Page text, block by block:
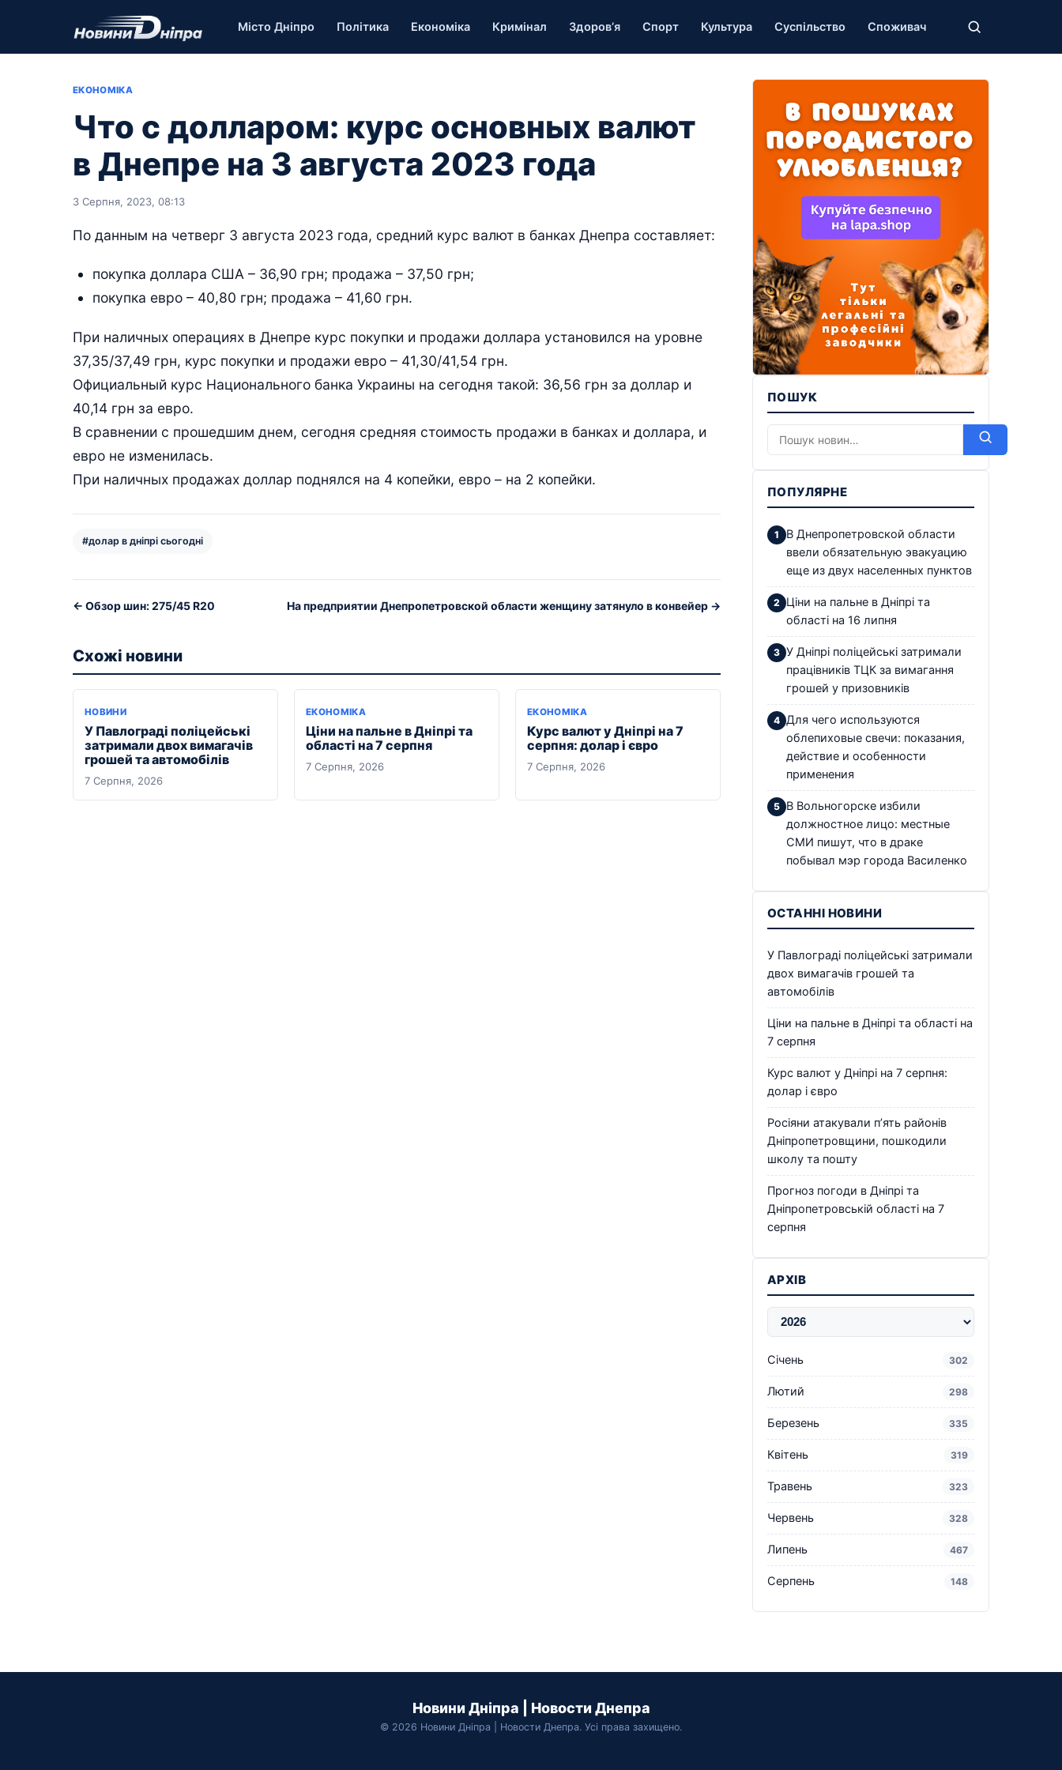
Місто Дніпро Політика Економіка Кримінал Здоров’я Спорт Культура Суспільство Споживач
ЕКОНОМІКА
Что с долларом: курс основных валют
в Днепре на 3 августа 2023 года
3 Серпня, 2023, 08:13
По данным на четверг 3 августа 2023 года, средний курс валют в банках Днепра составляет:
покупка доллара США – 36,90 грн; продажа – 37,50 грн;
покупка евро – 40,80 грн; продажа – 41,60 грн.
При наличных операциях в Днепре курс покупки и продажи доллара установился на уровне
37,35/37,49 грн, курс покупки и продажи евро – 41,30/41,54 грн.
Официальный курс Национального банка Украины на сегодня такой: 36,56 грн за доллар и
40,14 грн за евро.
В сравнении с прошедшим днем, сегодня средняя стоимость продажи в банках и доллара, и
евро не изменилась.
При наличных продажах доллар поднялся на 4 копейки, евро – на 2 копейки.
#долар в дніпрі сьогодні
← Обзор шин: 275/45 R20 На предприятии Днепропетровской области женщину затянуло в конвейер →
Схожі новини
НОВИНИ
У Павлограді поліцейські
затримали двох вимагачів
грошей та автомобілів
7 Серпня, 2026
ЕКОНОМІКА
Ціни на пальне в Дніпрі та
області на 7 серпня
7 Серпня, 2026
ЕКОНОМІКА
Курс валют у Дніпрі на 7
серпня: долар і євро
7 Серпня, 2026
ПОШУК
ПОПУЛЯРНЕ
В Днепропетровской области
ввели обязательную эвакуацию
еще из двух населенных пунктов
Ціни на пальне в Дніпрі та
області на 16 липня
У Дніпрі поліцейські затримали
працівників ТЦК за вимагання
грошей у призовників
Для чего используются
облепиховые свечи: показания,
действие и особенности
применения
В Вольногорске избили
должностное лицо: местные
СМИ пишут, что в драке
побывал мэр города Василенко
ОСТАННІ НОВИНИ
У Павлограді поліцейські затримали
двох вимагачів грошей та
автомобілів
Ціни на пальне в Дніпрі та області на
7 серпня
Курс валют у Дніпрі на 7 серпня:
долар і євро
Росіяни атакували п’ять районів
Дніпропетровщини, пошкодили
школу та пошту
Прогноз погоди в Дніпрі та
Дніпропетровській області на 7
серпня
АРХІВ
Січень 302
Лютий 298
Березень 335
Квітень 319
Травень 323
Червень 328
Липень 467
Серпень 148
Новини Дніпра | Новости Днепра
© 2026 Новини Дніпра | Новости Днепра. Усі права захищено.